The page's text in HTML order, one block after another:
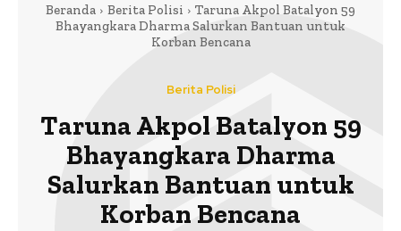
Beranda Berita Polisi
Taruna Akpol Batalyon 59
Bhayangkara Dharma Salurkan Bantuan untuk
Korban Bencana
Berita Polisi
Taruna Akpol Batalyon 59
Bhayangkara Dharma
Salurkan Bantuan untuk
Korban Bencana